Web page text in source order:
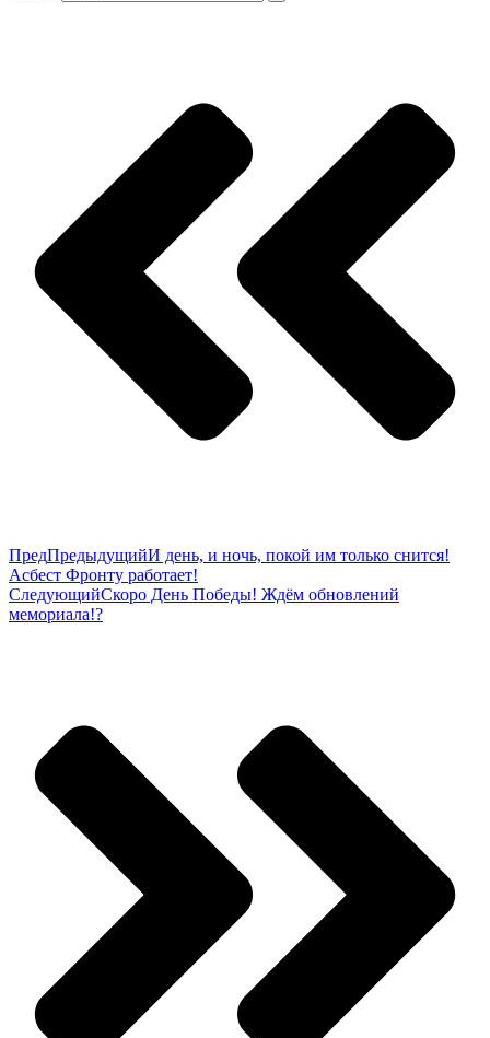
ПредПредыдущийИ день, и ночь, покой им только снится!
Асбест Фронту работает!
СледующийСкоро День Победы! Ждём обновлений
мемориала!?